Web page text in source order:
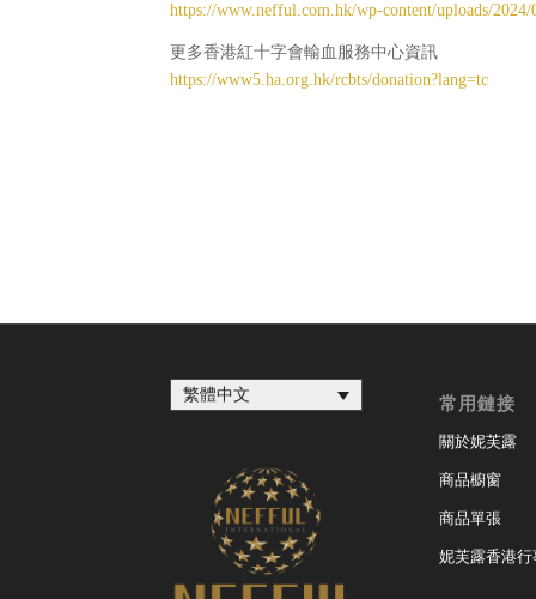
https://www.nefful.com.hk/wp-content/uploads/
更多香港紅十字會輸血服務中心資訊
https://www5.ha.org.hk/rcbts/donation?lang=tc
繁體中文 常用鏈接
關於妮芙露
商品櫥窗
商品單張
妮芙露香港行